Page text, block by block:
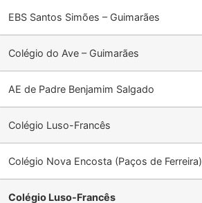
EBS Santos Simões – Guimarães
Colégio do Ave – Guimarães
AE de Padre Benjamim Salgado
Colégio Luso-Francês
Colégio Nova Encosta (Paços de Ferreira)
Colégio Luso-Francês